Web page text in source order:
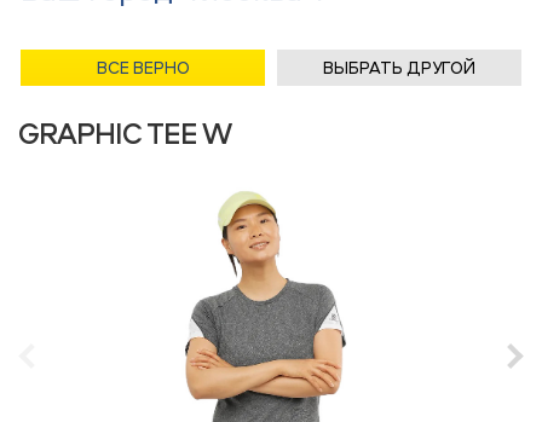
Футболка Salomon CROSS RUN
GRAPHIC TEE W
ВСЕ ВЕРНО ВЫБРАТЬ ДРУГОЙ